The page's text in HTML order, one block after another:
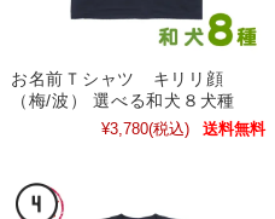
お名前Ｔシャツ キリリ顔
（梅/波） 選べる和犬８犬種
¥3,780(税込) 送料無料